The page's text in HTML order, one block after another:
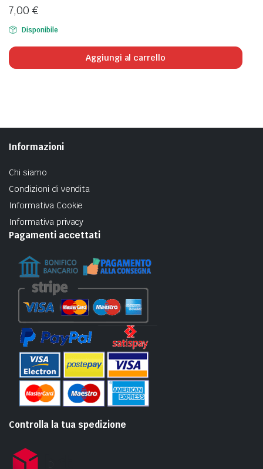
7,00 €
Disponibile
Aggiungi al carrello
Informazioni
Chi siamo
Condizioni di vendita
Informativa Cookie
Informativa privacy
Pagamenti accettati
Controlla la tua spedizione